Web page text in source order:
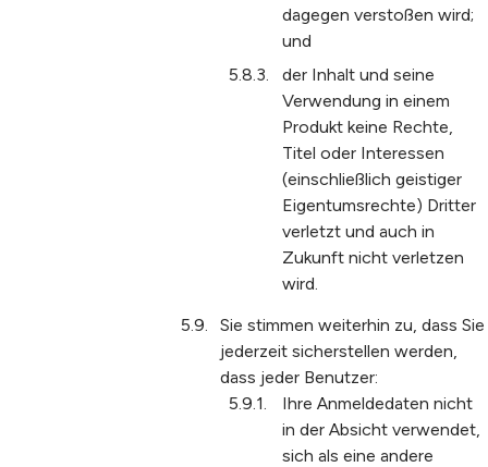
dagegen verstoßen wird;
und
der Inhalt und seine
Verwendung in einem
Produkt keine Rechte,
Titel oder Interessen
(einschließlich geistiger
Eigentumsrechte) Dritter
verletzt und auch in
Zukunft nicht verletzen
wird.
Sie stimmen weiterhin zu, dass Sie
jederzeit sicherstellen werden,
dass jeder Benutzer:
Ihre Anmeldedaten nicht
in der Absicht verwendet,
sich als eine andere